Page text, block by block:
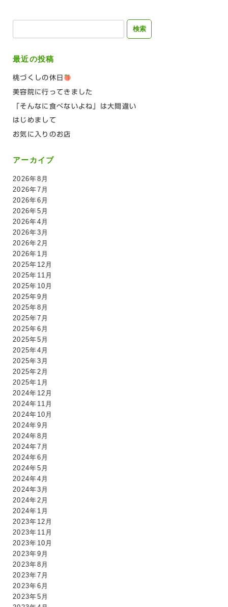
検
最近の投稿
桃づくしの休日
美容院に行ってきました
「そんなに食べないよね」は大間違い
はじめまして
お気に入りのお店
アーカイブ
2026年8月
2026年7月
2026年6月
2026年5月
2026年4月
2026年3月
2026年2月
2026年1月
2025年12月
2025年11月
2025年10月
2025年9月
2025年8月
2025年7月
2025年6月
2025年5月
2025年4月
2025年3月
2025年2月
2025年1月
2024年12月
2024年11月
2024年10月
2024年9月
2024年8月
2024年7月
2024年6月
2024年5月
2024年4月
2024年3月
2024年2月
2024年1月
2023年12月
2023年11月
2023年10月
2023年9月
2023年8月
2023年7月
2023年6月
2023年5月